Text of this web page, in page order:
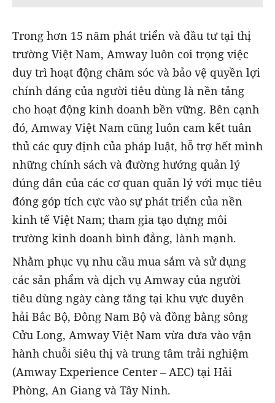
Trong hơn 15 năm phát triển và đầu tư tại thị
trường Việt Nam, Amway luôn coi trọng việc
duy trì hoạt động chăm sóc và bảo vệ quyền lợi
chính đáng của người tiêu dùng là nền tảng
cho hoạt động kinh doanh bền vững. Bên cạnh
đó, Amway Việt Nam cũng luôn cam kết tuân
thủ các quy định của pháp luật, hỗ trợ hết mình
những chính sách và đường hướng quản lý
đúng đắn của các cơ quan quản lý với mục tiêu
đóng góp tích cực vào sự phát triển của nền
kinh tế Việt Nam; tham gia tạo dựng môi
trường kinh doanh bình đẳng, lành mạnh.
Nhằm phục vụ nhu cầu mua sắm và sử dụng
các sản phẩm và dịch vụ Amway của người
tiêu dùng ngày càng tăng tại khu vực duyên
hải Bắc Bộ, Đông Nam Bộ và đồng bằng sông
Cửu Long, Amway Việt Nam vừa đưa vào vận
hành chuỗi siêu thị và trung tâm trải nghiệm
(Amway Experience Center – AEC) tại Hải
Phòng, An Giang và Tây Ninh.